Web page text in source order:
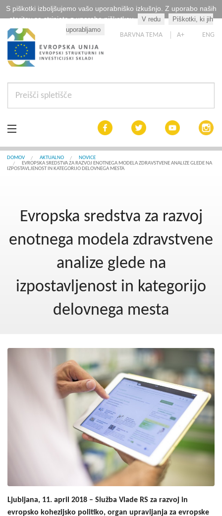
S piškotki izboljšujemo vašo uporabniško izkušnjo. Z uporabo naših
storitev se strinjate z uporabo piškotkov.
V redu
Piškotki, ki jih
uporabljamo
BARVNA TEMA A+ ENG
Aktualno
Kohezija do 2020
Po 2020
DOMOV AKTUALNO
NOVICE
EVROPSKA SREDSTVA ZA RAZVOJ ENOTNEGA MODELA ZDRAVSTVENE ANALIZE GLEDE NA
IZPOSTAVLJENOST IN KATEGORIJO DELOVNEGA MESTA
Evropska sredstva za razvoj
enotnega modela zdravstvene
analize glede na
izpostavljenost in kategorijo
delovnega mesta
Ljubljana, 11. april 2018 – Služba Vlade RS za razvoj in
evropsko kohezijsko politiko, organ upravljanja za evropske